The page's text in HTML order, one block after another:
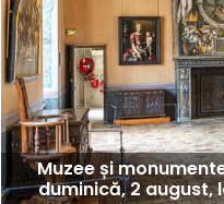
Muzee și
duminică, 2 august,